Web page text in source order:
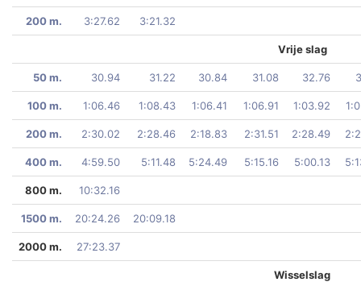
200 m. 3:27.62 3:21.32
Vrije slag
50 m. 30.94 31.22 30.84 31.08 32.76
100 m. 1:06.46 1:08.43 1:06.41 1:06.91 1:03.92
200 m. 2:30.02 2:28.46 2:18.83 2:31.51 2:28.49
400 m. 4:59.50 5:11.48 5:24.49 5:15.16 5:00.13
800 m. 10:32.16
1500 m. 20:24.26 20:09.18
2000 m. 27:23.37
Wisselslag